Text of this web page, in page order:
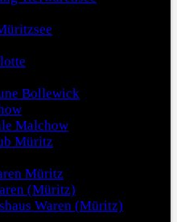
Bollewick
Malchow
Müritz
Müritz
(Müritz)
Waren (Müritz)